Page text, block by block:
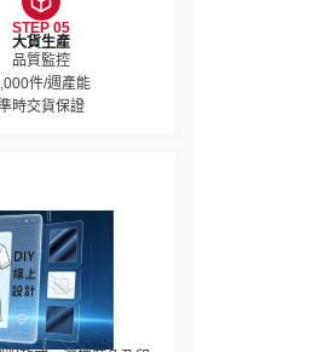
STEP 05
大貨生產
品質監控
件/週產能
時交貨保證